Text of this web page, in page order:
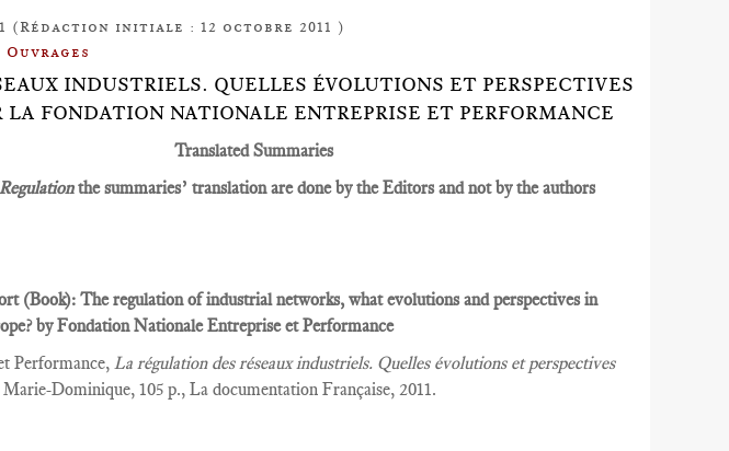
(Rédaction initiale : 12 octobre 2011 )
INDUSTRIELS. QUELLES ÉVOLUTIONS ET PERSPECTIVES
LA FONDATION NATIONALE ENTREPRISE ET PERFORMANCE
Translated Summaries
the summaries’ translation are done by the Editors and not by the authors
(Book): The regulation of industrial networks, what evolutions and perspectives in
by Fondation Nationale Entreprise et Performance
Performance, La régulation des réseaux industriels. Quelles évolutions et perspectives
Marie-Dominique, 105 p., La documentation Française, 2011.